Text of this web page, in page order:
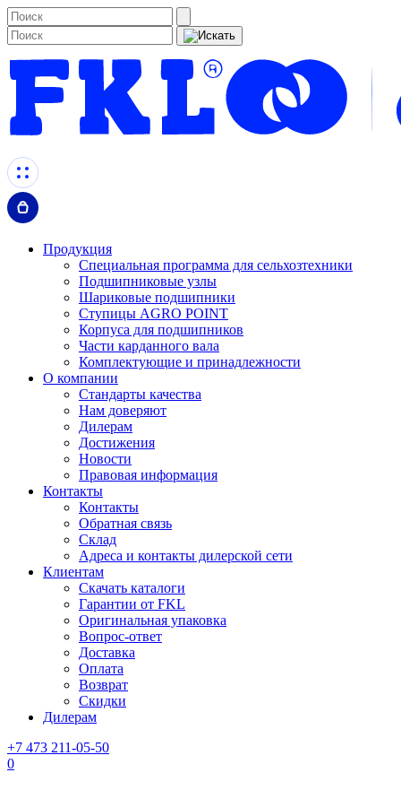
Продукция
Специальная программа для сельхозтехники
Подшипниковые узлы
Шариковые подшипники
Ступицы AGRO POINT
Корпуса для подшипников
Части карданного вала
Комплектующие и принадлежности
О компании
Стандарты качества
Нам доверяют
Дилерам
Достижения
Новости
Правовая информация
Контакты
Контакты
Обратная связь
Склад
Адреса и контакты дилерской сети
Клиентам
Скачать каталоги
Гарантии от FKL
Оригинальная упаковка
Вопрос-ответ
Доставка
Оплата
Возврат
Скидки
Дилерам
+7 473 211-05-50
0